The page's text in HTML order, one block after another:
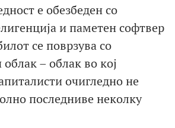
е обезбеден со
и паметен софтвер
се поврзува со
– облак во кој
очигледно не
последниве неколку